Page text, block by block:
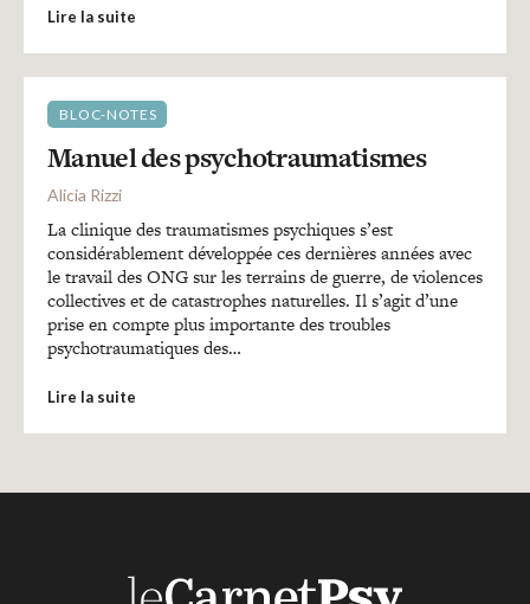
Revues
Colloque
Mon panier
Mon compte
Lire la suite
BLOC-NOTES
Manuel des psychotraumatismes
Alicia Rizzi
La clinique des traumatismes psychiques s’est
considérablement développée ces dernières années avec
le travail des ONG sur les terrains de guerre, de violences
collectives et de catastrophes naturelles. Il s’agit d’une
prise en compte plus importante des troubles
psychotraumatiques des…
Lire la suite